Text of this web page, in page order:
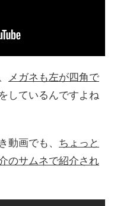
メガネも左が四角で
をしているんですよね
動画でも、 ちょっと
のサムネで紹介され